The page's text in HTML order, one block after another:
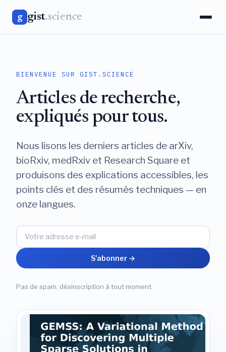
g gist.science
BIENVENUE SUR GIST.SCIENCE
Articles de recherche,
expliqués pour tous.
Nous lisons les derniers articles de arXiv,
bioRxiv, medRxiv et Research Square et
produisons des explications accessibles, les
points clés et des résumés techniques — en
onze langues.
S'abonner →
Pas de spam, désinscription à tout moment.